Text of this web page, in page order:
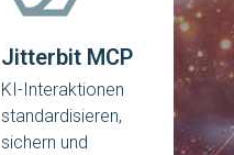
Jitterbit MCP
KI-Interaktionen
standardisieren,
sichern und